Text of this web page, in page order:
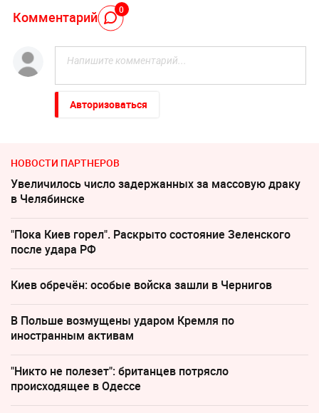
Комментарий 0
Авторизоваться
НОВОСТИ ПАРТНЕРОВ
Увеличилось число задержанных за массовую драку
в Челябинске
"Пока Киев горел". Раскрыто состояние Зеленского
после удара РФ
Киев обречён: особые войска зашли в Чернигов
В Польше возмущены ударом Кремля по
иностранным активам
"Никто не полезет": британцев потрясло
происходящее в Одессе